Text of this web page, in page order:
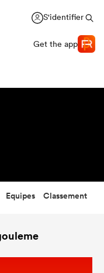
S'identifier
Get the app
Equipes Classement